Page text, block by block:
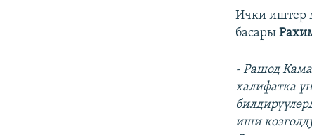
Ички иштер
басары
- Рашод
халифатка
иши